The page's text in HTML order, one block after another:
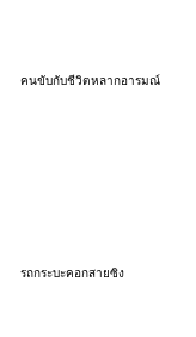
คนขับกับชีวิตหลากอารมณ์
รถกระบะคอกสายซิ่ง